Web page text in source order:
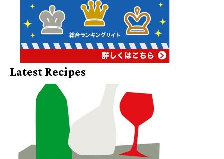
Latest Recipes